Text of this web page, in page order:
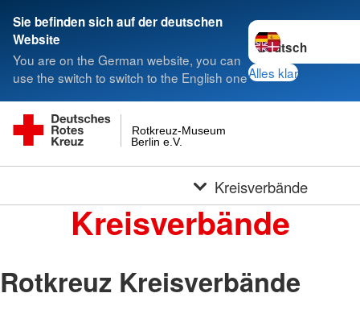
Sie befinden sich auf der deutschen
Website
You are on the German website, you can
use the switch to switch to the English one
Sprache wechseln
Alles klar
Berlin e.V.
Rotkreuz-Museum
Kreisverbände
Kreisverbände
Rotkreuz Kreisverbände